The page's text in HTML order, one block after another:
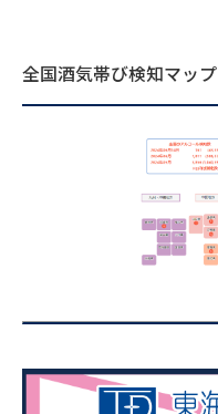
全国酒気帯び検知マップ